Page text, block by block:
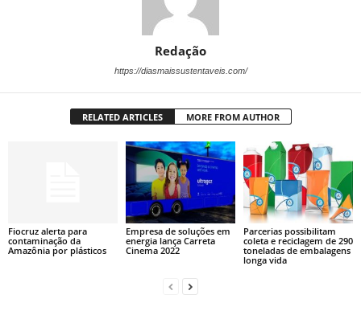
Redação
https://diasmaissustentaveis.com/
RELATED ARTICLES MORE FROM AUTHOR
Fiocruz alerta para
contaminação da
Amazônia por plásticos
Empresa de soluções em
energia lança Carreta
Cinema 2022
Parcerias possibilitam
coleta e reciclagem de 290
toneladas de embalagens
longa vida